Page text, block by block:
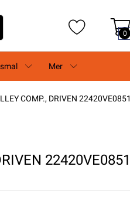
0
Mer
COMP., DRIVEN 22420VE0851
22420VE0851